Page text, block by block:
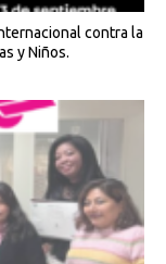
contra la
y Niños.